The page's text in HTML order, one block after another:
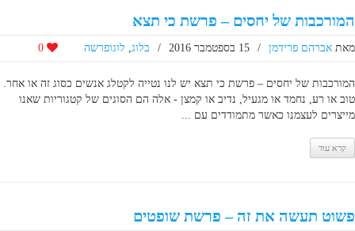
המורכבות של יחסים – פרשת כי תצא
מאת אברהם פרידמן / 15 בספטמבר 2016 / בלוג, לוגופרשה
המורכבות של יחסים – פרשת כי תצא יש לנו נטייה לקטלג אנשים כסוג זה או אחר.
טוב או רע, נחמד או מגעיל, נדיב או קמצן - אלה הם הסוגים של קטגוריות שאנו
מייצרים לעצמנו כאשר מתמודדים עם ...
קרא עוד
פשוט תעשה את זה – פרשת שופטים